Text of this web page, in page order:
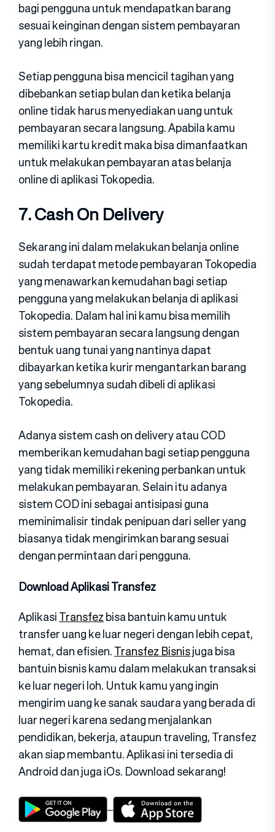
bagi pengguna untuk mendapatkan barang
sesuai keinginan dengan sistem pembayaran
yang lebih ringan.
Setiap pengguna bisa mencicil tagihan yang
dibebankan setiap bulan dan ketika belanja
online tidak harus menyediakan uang untuk
pembayaran secara langsung. Apabila kamu
memiliki kartu kredit maka bisa dimanfaatkan
untuk melakukan pembayaran atas belanja
online di aplikasi Tokopedia.
7. Cash On Delivery
Sekarang ini dalam melakukan belanja online
sudah terdapat metode pembayaran Tokopedia
yang menawarkan kemudahan bagi setiap
pengguna yang melakukan belanja di aplikasi
Tokopedia. Dalam hal ini kamu bisa memilih
sistem pembayaran secara langsung dengan
bentuk uang tunai yang nantinya dapat
dibayarkan ketika kurir mengantarkan barang
yang sebelumnya sudah dibeli di aplikasi
Tokopedia.
Adanya sistem cash on delivery atau COD
memberikan kemudahan bagi setiap pengguna
yang tidak memiliki rekening perbankan untuk
melakukan pembayaran. Selain itu adanya
sistem COD ini sebagai antisipasi guna
meminimalisir tindak penipuan dari seller yang
biasanya tidak mengirimkan barang sesuai
dengan permintaan dari pengguna.
Download Aplikasi Transfez
AplikasiTransfezbisa bantuin kamu untuk
transfer uang ke luar negeri dengan lebih cepat,
hemat, dan efisien.Transfez Bisnisjuga bisa
bantuin bisnis kamu dalam melakukan transaksi
ke luar negeri loh. Untuk kamu yang ingin
mengirim uang ke sanak saudara yang berada di
luar negeri karena sedang menjalankan
pendidikan, bekerja, ataupun traveling, Transfez
akan siap membantu. Aplikasi ini tersedia di
Android dan juga iOs. Download sekarang!